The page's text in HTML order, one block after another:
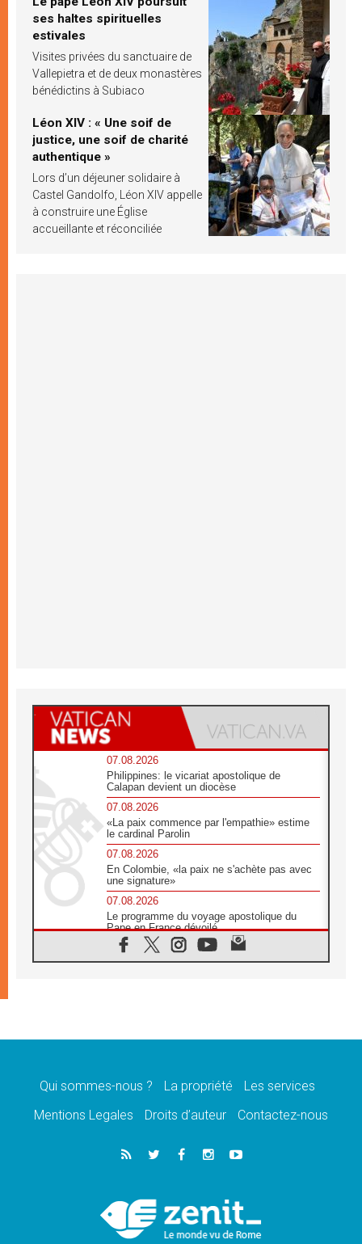
ses haltes spirituelles
estivales
Visites privées du sanctuaire de
Vallepietra et de deux monastères
bénédictins à Subiaco
Léon XIV : « Une soif de
justice, une soif de charité
authentique »
Lors d’un déjeuner solidaire à
Castel Gandolfo, Léon XIV appelle
à construire une Église
accueillante et réconciliée
07.08.2026
Philippines: le vicariat apostolique de
Calapan devient un diocèse
07.08.2026
«La paix commence par l'empathie» estime
le cardinal Parolin
07.08.2026
En Colombie, «la paix ne s'achète pas avec
une signature»
07.08.2026
Le programme du voyage apostolique du
Pape en France dévoilé
07.08.2026
1ère Conférence continentale sur l'éducation
07.08.2026
07.08.2026
lancement des «dix jours de prière pour la
06.08.2026
Préparatifs des JMJ 2027 à Séoul: «c'est
Chrétiens et confucéens: respect et sagesse
pour relever les «défis urgents»
Qui sommes-nous ? La propriété
Les services
Mentions Legales
Droits d’auteur Contactez-nous